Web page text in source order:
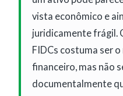
vista econômico e
juridicamente frágil.
FIDCs costuma ser
financeiro, mas não
documentalmente